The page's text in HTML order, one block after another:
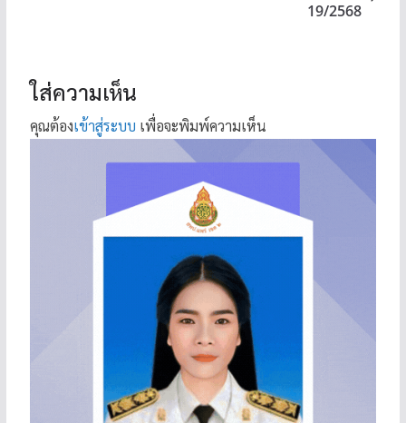
19/2568
ใส่ความเห็น
คุณต้องเข้าสู่ระบบ เพื่อจะพิมพ์ความเห็น